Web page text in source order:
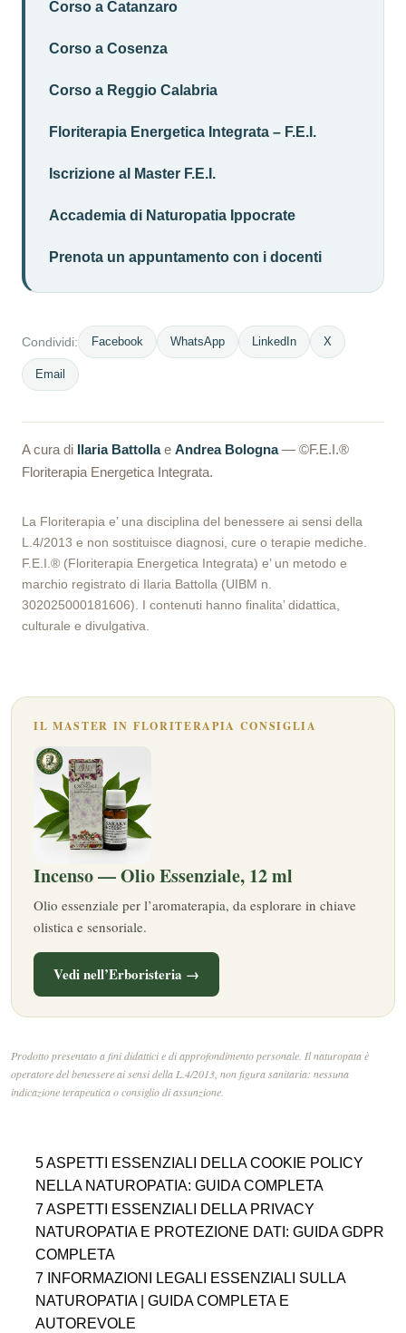
Corso a Catanzaro
Corso a Cosenza
Corso a Reggio Calabria
Floriterapia Energetica Integrata – F.E.I.
Iscrizione al Master F.E.I.
Accademia di Naturopatia Ippocrate
Prenota un appuntamento con i docenti
Condividi: Facebook WhatsApp LinkedIn X
Email
A cura di Ilaria Battollae Andrea Bologna— ©F.E.I.®
Floriterapia Energetica Integrata.
La Floriterapia e’ una disciplina del benessere ai sensi della
L.4/2013 e non sostituisce diagnosi, cure o terapie mediche.
F.E.I.® (Floriterapia Energetica Integrata) e’ un metodo e
marchio registrato di Ilaria Battolla (UIBM n.
302025000181606). I contenuti hanno finalita’ didattica,
culturale e divulgativa.
IL MASTER IN FLORITERAPIA CONSIGLIA
Incenso — Olio Essenziale, 12 ml
Olio essenziale per l’aromaterapia, da esplorare in chiave
olistica e sensoriale.
Vedi nell’Erboristeria →
Prodotto presentato a fini didattici e di approfondimento personale. Il naturopata è
operatore del benessere ai sensi della L.4/2013, non figura sanitaria: nessuna
indicazione terapeutica o consiglio di assunzione.
5 ASPETTI ESSENZIALI DELLA COOKIE POLICY
NELLA NATUROPATIA: GUIDA COMPLETA
7 ASPETTI ESSENZIALI DELLA PRIVACY
NATUROPATIA E PROTEZIONE DATI: GUIDA GDPR
COMPLETA
7 INFORMAZIONI LEGALI ESSENZIALI SULLA
NATUROPATIA | GUIDA COMPLETA E
AUTOREVOLE